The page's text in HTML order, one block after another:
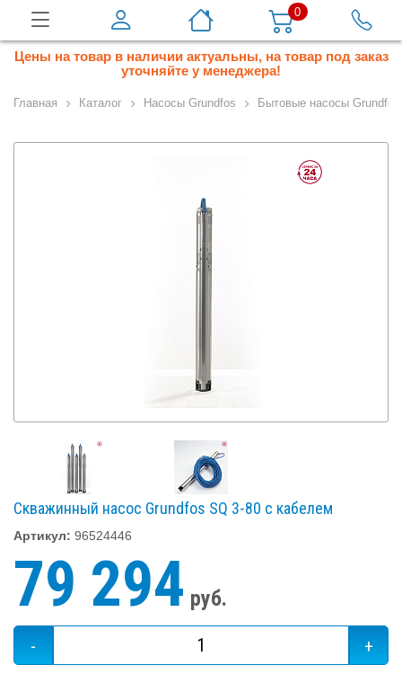
0
Цены на товар в наличии актуальны, на товар под заказ
уточняйте у менеджера!
Главная Каталог Насосы Grundfos Бытовые насосы
Скважинный насос Grundfos SQ 3-80 с кабелем
Артикул: 96524446
79 294 руб.
- +